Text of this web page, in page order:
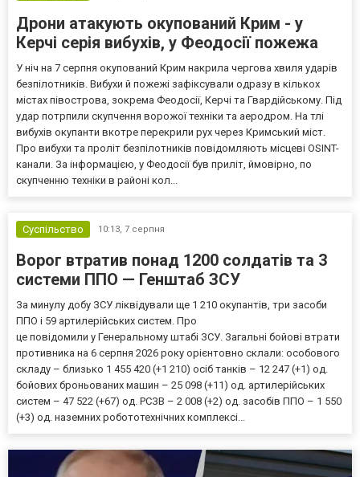
Дрони атакують окупований Крим - у
Керчі серія вибухів, у Феодосії пожежа
У ніч на 7 серпня окупований Крим накрила чергова хвиля ударів
безпілотників. Вибухи й пожежі зафіксували одразу в кількох
містах півострова, зокрема Феодосії, Керчі та Гвардійському. Під
удар потрпили скупчення ворожої техніки та аеродром. На тлі
вибухів окупанти вкотре перекрили рух через Кримський міст.
Про вибухи та проліт безпілотників повідомляють місцеві OSINT-
канали. За інформацією, у Феодосії був приліт, ймовірно, по
скупченню техніки в районі кол...
Суспільство 10:13, 7 серпня
Ворог втратив понад 1200 солдатів та 3
системи ППО — Генштаб ЗСУ
За минулу добу ЗСУ ліквідували ще 1 210 окупантів, три засоби
ППО і 59 артилерійських систем. Про
це повідомили у Генеральному штабі ЗСУ. Загальні бойові втрати
противника на 6 серпня 2026 року орієнтовно склали: особового
складу – близько 1 455 420 (+1 210) осіб танків – 12 247 (+1) од.
бойових броньованих машин – 25 098 (+11) од. артилерійських
систем – 47 522 (+67) од. РСЗВ – 2 008 (+2) од. засобів ППО – 1 550
(+3) од. наземних робототехнічних комплексі...